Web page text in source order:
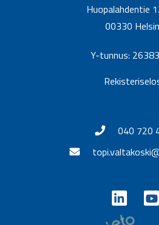
Huopalahdentie
00330
Y-tunnus:
040 720